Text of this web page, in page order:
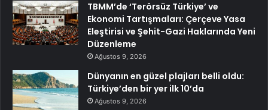
TBMM’de ‘Terörsüz Türkiye’ ve
Ekonomi Tartışmaları: Çerçeve Yasa
Eleştirisi ve Şehit-Gazi Haklarında Yeni
Düzenleme
Ağustos 9, 2026
Dünyanın en güzel plajları belli oldu:
Türkiye’den bir yer ilk 10’da
Ağustos 9, 2026